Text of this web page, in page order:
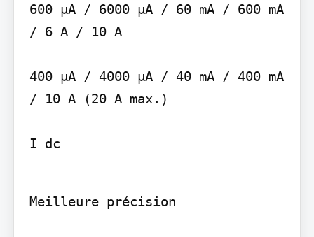
600 µA / 6000 µA / 60 mA / 600 mA
/ 6 A / 10 A
400 µA / 4000 µA / 40 mA / 400 mA
/ 10 A (20 A max.)
I dc
Meilleure précision